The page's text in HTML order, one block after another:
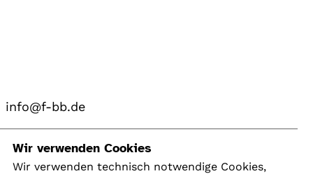
info@f-bb.de
Navigation
Wir verwenden Cookies
Wir verwenden technisch notwendige Cookies,